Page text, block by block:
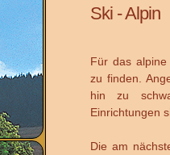
Ski - Alpin
Für das
zu finden.
hin zu
Einrichtungen
Die am